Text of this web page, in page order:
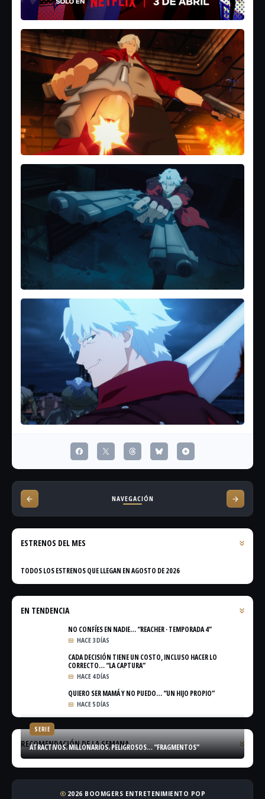
NAVEGACIÓN
ESTRENOS DEL MES
TODOS LOS ESTRENOS QUE LLEGAN EN AGOSTO DE 2026
EN TENDENCIA
NO CONFÍES EN NADIE… “REACHER · TEMPORADA 4”
HACE 3 DÍAS
CADA DECISIÓN TIENE UN COSTO, INCLUSO HACER LO
CORRECTO… “LA CAPTURA”
HACE 4 DÍAS
QUIERO SER MAMÁ Y NO PUEDO… “UN HIJO PROPIO”
HACE 5 DÍAS
RECOMENDACIÓN DE LA SEMANA
SERIE
ATRACTIVOS. MILLONARIOS. PELIGROSOS… “FRAGMENTOS”
copyright 2026 BOOMGERS ENTRETENIMIENTO POP